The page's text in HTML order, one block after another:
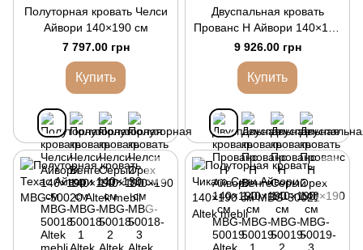
Полуторная кровать Челси
Айвори 140×190 см
7 797.00 грн
Купить
Двуспальная кровать
Прованс Н Айвори 140×190
см
9 926.00 грн
Купить